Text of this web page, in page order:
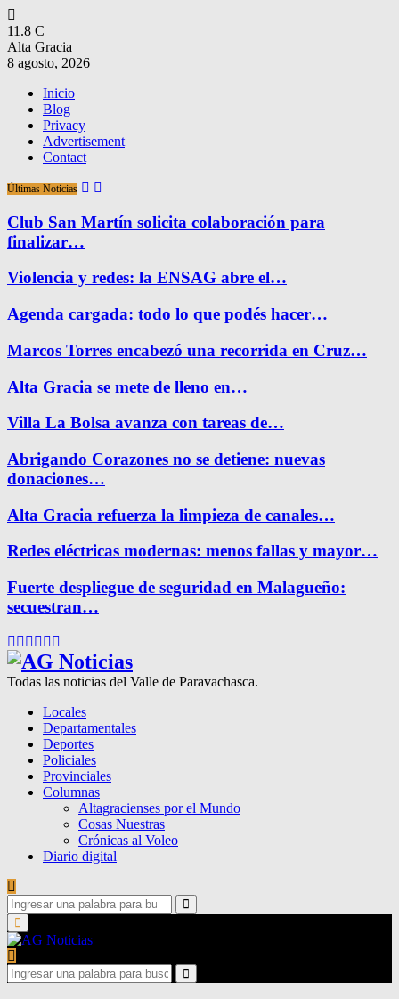
11.8 C
Alta Gracia
8 agosto, 2026
Inicio
Blog
Privacy
Advertisement
Contact
Últimas Noticias
Club San Martín solicita colaboración para
finalizar…
Violencia y redes: la ENSAG abre el…
Agenda cargada: todo lo que podés hacer…
Marcos Torres encabezó una recorrida en Cruz…
Alta Gracia se mete de lleno en…
Villa La Bolsa avanza con tareas de…
Abrigando Corazones no se detiene: nuevas
donaciones…
Alta Gracia refuerza la limpieza de canales…
Redes eléctricas modernas: menos fallas y mayor…
Fuerte despliegue de seguridad en Malagueño:
secuestran…
Facebook
Twitter
Instagram
Pinterest
Google
Todas las noticias del Valle de Paravachasca.
Locales
Departamentales
Deportes
Policiales
Provinciales
Columnas
Altagracienses por el Mundo
Cosas Nuestras
Crónicas al Voleo
Diario digital
Search
for:
Search
Primary
Menu
Search
for:
Search